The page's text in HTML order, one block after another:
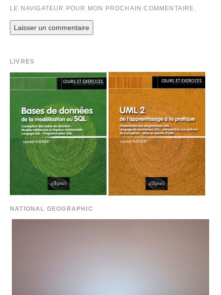
LE NAVIGATEUR POUR MON PROCHAIN COMMENTAIRE.
LIVRES
NATIONAL GEOGRAPHIC